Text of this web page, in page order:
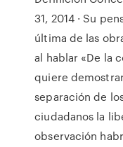
31, 2014 · Su
última de las
al hablar «De la
quiere
separación de
ciudadanos la
observación